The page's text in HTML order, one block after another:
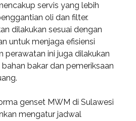
servis yang lebih
oli dan filter.
dilakukan sesuai dengan
untuk menjaga efisiensi
perawatan ini juga dilakukan
bakar dan pemeriksaan
genset MWM di Sulawesi
mengatur jadwal